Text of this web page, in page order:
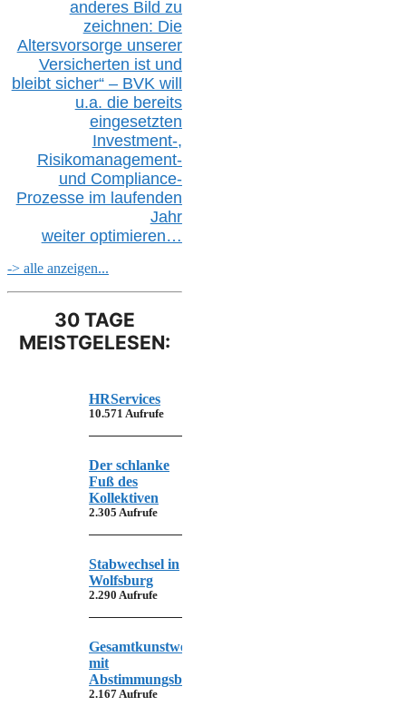
anderes Bild zu
zeichnen: Die
Altersvorsorge unserer
Versicherten ist und
bleibt sicher“ – BVK will
u.a. die bereits
eingesetzten
Investment-,
Risikomanagement-
und Compliance-
Prozesse im laufenden
Jahr
weiter optimieren…
-> alle anzeigen...
30 TAGE
MEISTGELESEN:
HRServices
10.571 Aufrufe
Der schlanke
Fuß des
Kollektiven
2.305 Aufrufe
Stabwechsel in
Wolfsburg
2.290 Aufrufe
Gesamtkunstwerk
mit
Abstimmungsbedarf
2.167 Aufrufe